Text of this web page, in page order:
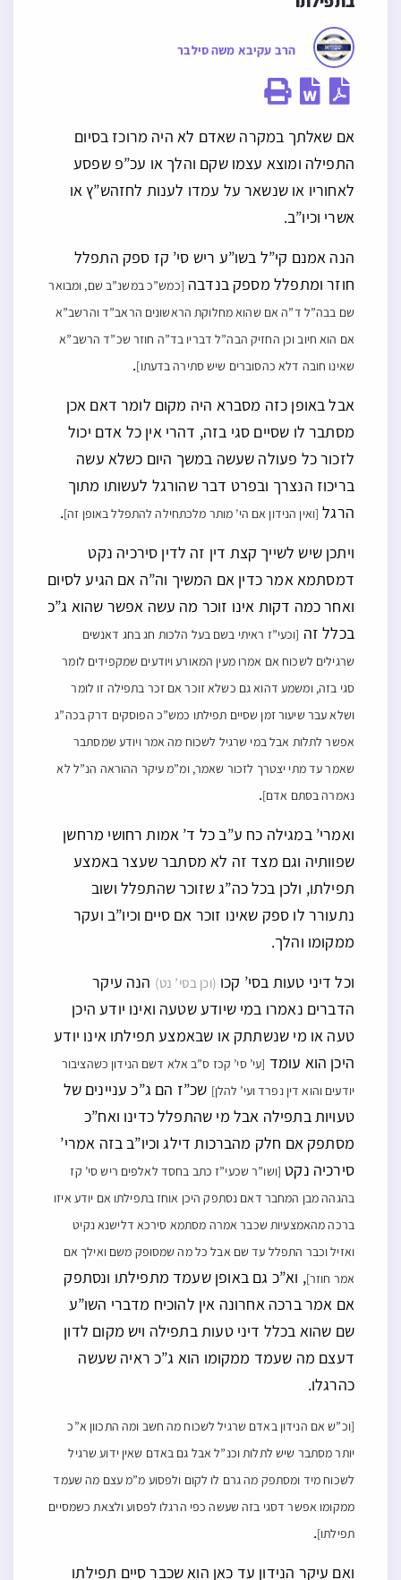
הרב עקיבא משה סילבר
אם שאלתך במקרה שאדם לא היה מרוכז בסיום
התפילה ומוצא עצמו שקם והלך או עכ”פ שפסע
לאחוריו או שנשאר על עמדו לענות לחזהש”ץ או
אשרי וכיו”ב.
הנה אמנם קי”ל בשו”ע ריש סי’ קז ספק התפלל
חוזר ומתפלל מספק בנדבה [כמש”כ במשנ”ב שם, ומבואר
שם בבה”ל ד”ה אם שהוא מחלוקת הראשונים הראב”ד והרשב”א
אם הוא חיוב וכן החזיק הבה”ל דבריו בד”ה חוזר שכ”ד הרשב”א
שאינו חובה דלא כהסוברים שיש סתירה בדעתו].
אבל באופן כזה מסברא היה מקום לומר דאם אכן
מסתבר לו שסיים סגי בזה, דהרי אין כל אדם יכול
לזכור כל פעולה שעשה במשך היום כשלא עשה
בריכוז הנצרך ובפרט דבר שהורגל לעשותו מתוך
הרגל [ואין הנידון אם הי’ מותר מלכתחילה להתפלל באופן זה].
ויתכן שיש לשייך קצת דין זה לדין סירכיה נקט
דמסתמא אמר כדין אם המשיך וה”ה אם הגיע לסיום
ואחר כמה דקות אינו זוכר מה עשה אפשר שהוא ג”כ
בכלל זה [וכעי”ז ראיתי בשם בעל הלכות חג בחג דאנשים
שרגילים לשכוח אם אמרו מעין המאורע ויודעים שמקפידים לומר
סגי בזה, ומשמע דהוא גם כשלא זוכר אם זכר בתפילה זו לומר
ושלא עבר שיעור זמן שסיים תפילתו כמש”כ הפוסקים דרק בכה”ג
אפשר לתלות אבל במי שרגיל לשכוח מה אמר ויודע שמסתבר
שאמר עד מתי יצטרך לזכור שאמר, ומ”מ עיקר ההוראה הנ”ל לא
נאמרה בסתם אדם].
ואמרי’ במגילה כח ע”ב כל ד’ אמות רחושי מרחשן
שפוותיה וגם מצד זה לא מסתבר שעצר באמצע
תפילתו, ולכן בכל כה”ג שזוכר שהתפלל ושוב
נתעורר לו ספק שאינו זוכר אם סיים וכיו”ב ועקר
ממקומו והלך.
וכל דיני טעות בסי’ קכו (וכן בסי’ נט) הנה עיקר
הדברים נאמרו במי שיודע שטעה ואינו יודע היכן
טעה או מי שנשתתק או שבאמצע תפילתו אינו יודע
היכן הוא עומד [עי’ סי’ קכז ס”ב אלא דשם הנידון כשהציבור
יודעים והוא דין נפרד ועי’ להלן] שכ”ז הם ג”כ עניינים של
טעויות בתפילה אבל מי שהתפלל כדינו ואח”כ
מסתפק אם חלק מהברכות דילג וכיו”ב בזה אמרי’
סירכיה נקט [ושו”ר שכעי”ז כתב בחסד לאלפים ריש סי’ קז
בהגהה מבן המחבר דאם נסתפק היכן אוחז בתפילתו אם יודע איזו
ברכה מהאמצעיות שכבר אמרה מסתמא סירכא דלישנא נקיט
ואזיל וכבר התפלל עד שם אבל כל מה שמסופק משם ואילך אם
אמר חוזר], וא”כ גם באופן שעמד מתפילתו ונסתפק
אם אמר ברכה אחרונה אין להוכיח מדברי השו”ע
שם שהוא בכלל דיני טעות בתפילה ויש מקום לדון
דעצם מה שעמד ממקומו הוא ג”כ ראיה שעשה
כהרגלו.
[וכ”ש אם הנידון באדם שרגיל לשכוח מה חשב ומה התכוון א”כ
יותר מסתבר שיש לתלות וכנ”ל אבל גם באדם שאין ידוע שרגיל
לשכוח מיד ומסתפק מה גרם לו לקום ולפסוע מ”מ עצם מה שעמד
ממקומו אפשר דסגי בזה שעשה כפי הרגלו לפסוע ולצאת כשמסיים
תפילתו].
ואם עיקר הנידון עד כאן הוא שכבר סיים תפילתו